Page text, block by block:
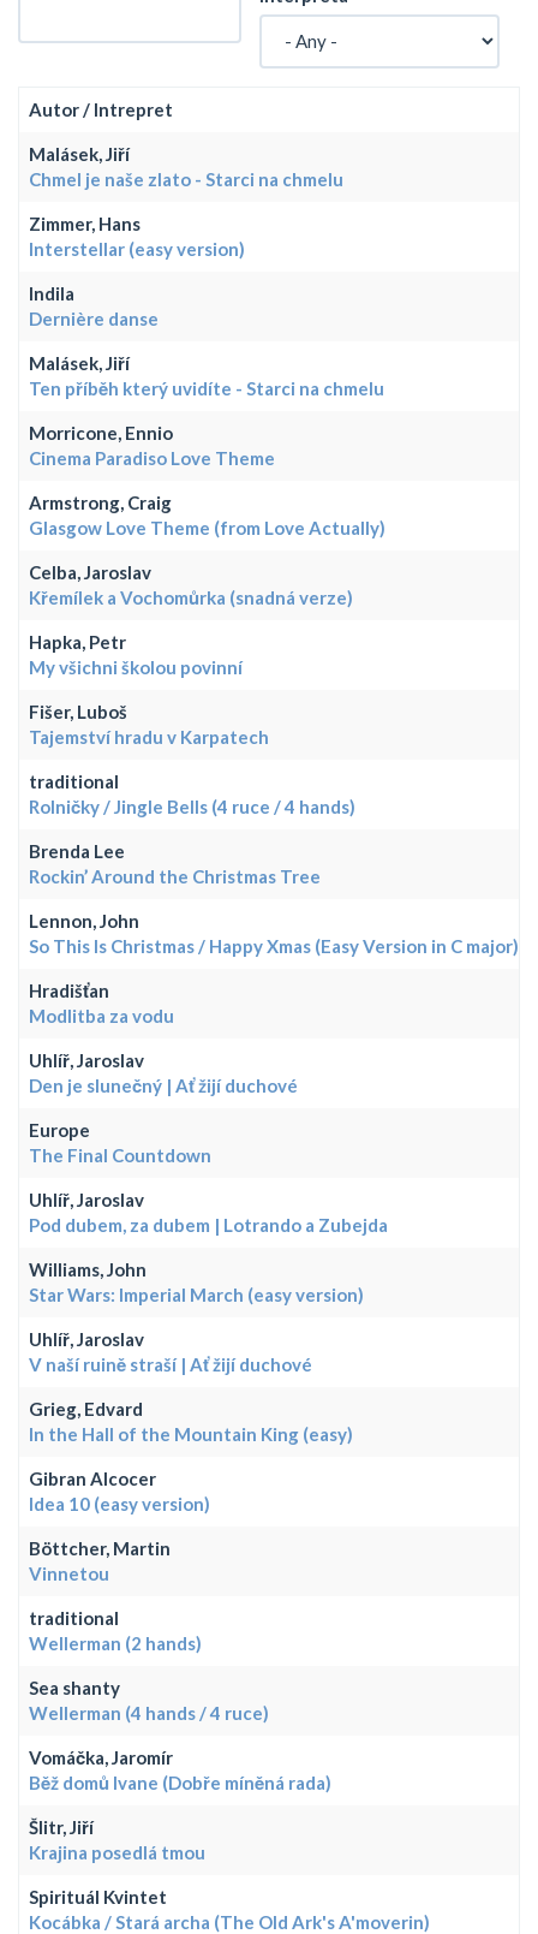
Autor / Intrepret
Malásek, Jiří
Chmel je naše zlato - Starci na chmelu
Zimmer, Hans
Interstellar (easy version)
Indila
Dernière danse
Malásek, Jiří
Ten příběh který uvidíte - Starci na chmelu
Morricone, Ennio
Cinema Paradiso Love Theme
Armstrong, Craig
Glasgow Love Theme (from Love Actually)
Celba, Jaroslav
Křemílek a Vochomůrka (snadná verze)
Hapka, Petr
My všichni školou povinní
Fišer, Luboš
Tajemství hradu v Karpatech
traditional
Rolničky / Jingle Bells (4 ruce / 4 hands)
Brenda Lee
Rockin’ Around the Christmas Tree
Lennon, John
So This Is Christmas / Happy Xmas (Easy Version in C major)
Hradišťan
Modlitba za vodu
Uhlíř, Jaroslav
Den je slunečný | Ať žijí duchové
Europe
The Final Countdown
Uhlíř, Jaroslav
Pod dubem, za dubem | Lotrando a Zubejda
Williams, John
Star Wars: Imperial March (easy version)
Uhlíř, Jaroslav
V naší ruině straší | Ať žijí duchové
Grieg, Edvard
In the Hall of the Mountain King (easy)
Gibran Alcocer
Idea 10 (easy version)
Böttcher, Martin
Vinnetou
traditional
Wellerman (2 hands)
Sea shanty
Wellerman (4 hands / 4 ruce)
Vomáčka, Jaromír
Běž domů Ivane (Dobře míněná rada)
Šlitr, Jiří
Krajina posedlá tmou
Spirituál Kvintet
Kocábka / Stará archa (The Old Ark's A'moverin)